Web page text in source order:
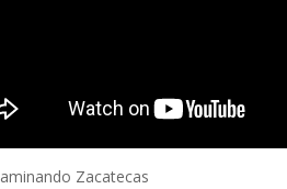
Zacatecas